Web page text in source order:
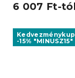
6 007 Ft-
-15% "MINUSZ15"